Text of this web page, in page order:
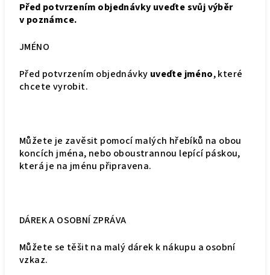
Před potvrzením objednávky uveďte svůj výběr
v poznámce.
JMÉNO
Před potvrzením objednávky uveďte jméno, které
chcete vyrobit.
Můžete je zavěsit pomocí malých hřebíků na obou
koncích jména, nebo oboustrannou lepící páskou,
která je na jménu připravena.
DÁREK A OSOBNÍ ZPRÁVA
Můžete se těšit na malý dárek k nákupu a osobní
vzkaz.